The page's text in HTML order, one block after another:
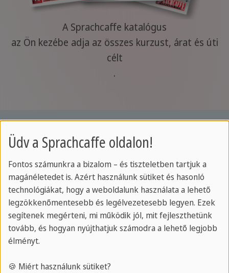
A Sprachcaffe katalógus
az Ön kezébe adja az összes kurzust, árat és úti
célt
.
Üdv a Sprachcaffe oldalon!
Fontos számunkra a bizalom – és tiszteletben tartjuk a
magánéletedet is. Azért használunk sütiket és hasonló
technológiákat, hogy a weboldalunk használata a lehető
legzökkenőmentesebb és legélvezetesebb legyen. Ezek
segítenek megérteni, mi működik jól, mit fejleszthetünk
tovább, és hogyan nyújthatjuk számodra a lehető legjobb
élményt.
🍪 Miért használunk sütiket?